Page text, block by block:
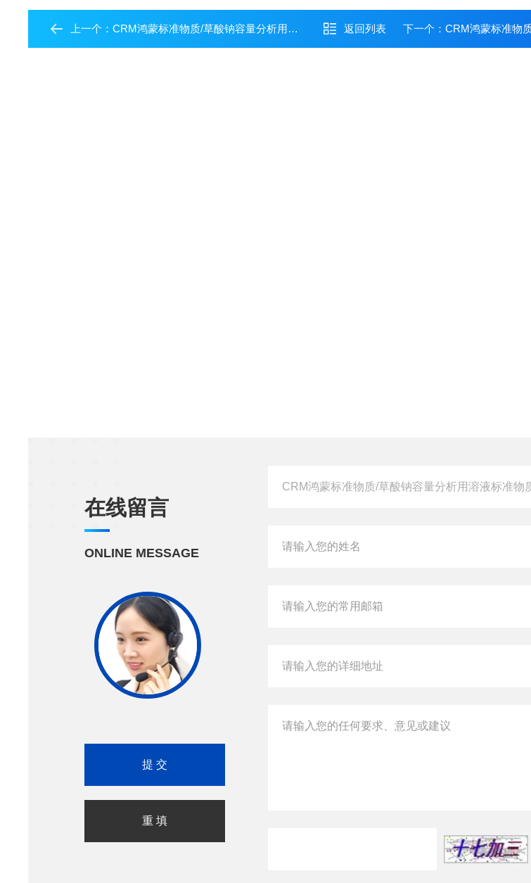
上一个：CRM鸿蒙标准物质/草酸钠容量分析用溶液标准物质c(1/2Na2C2O4)：0.01mol/L=c(Na2C2O4)：0.005mol/L(药典浓度)1L 返回列表 下一个： CRM鸿蒙标准物质/二硫
在线留言
ONLINE MESSAGE